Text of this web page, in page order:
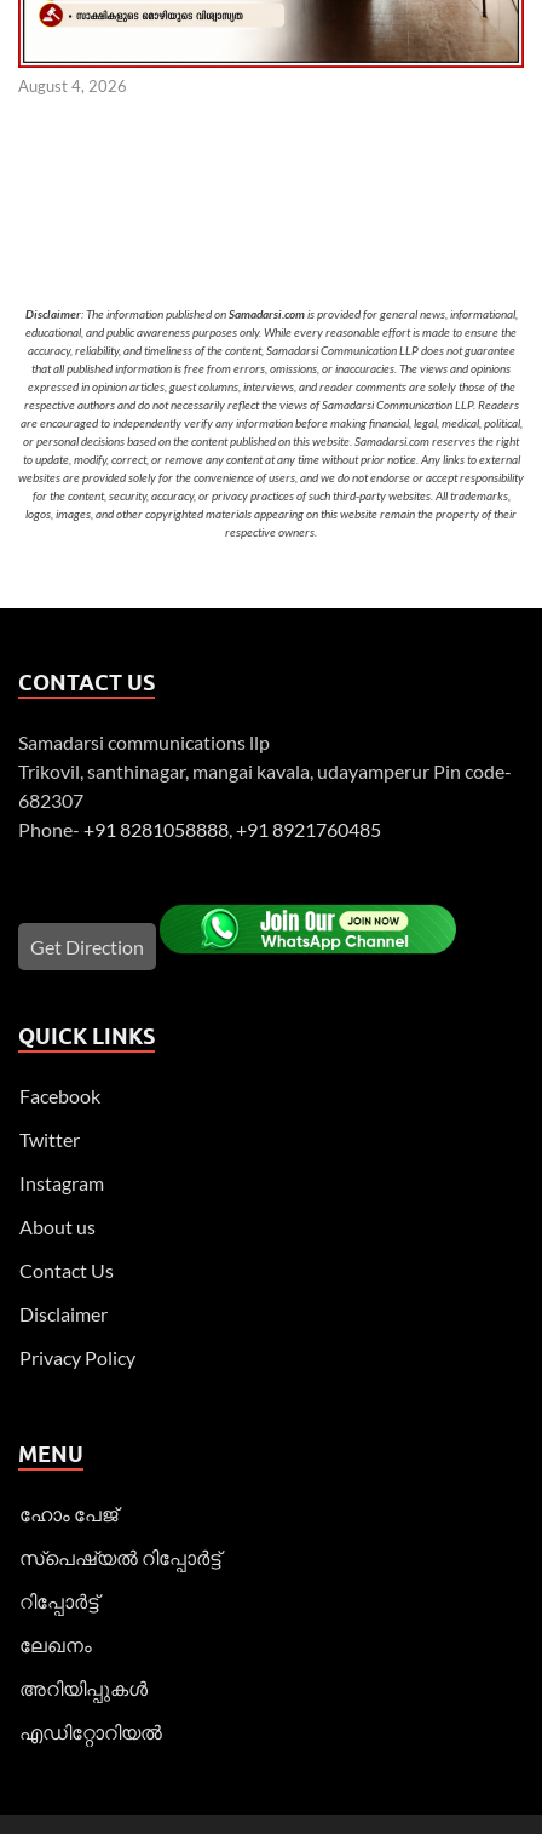
August 4, 2026
Disclaimer: The information published onSamadarsi.comis provided for general news, informational,
educational, and public awareness purposes only. While every reasonable effort is made to ensure the
accuracy, reliability, and timeliness of the content, Samadarsi Communication LLP does not guarantee
that all published information is free from errors, omissions, or inaccuracies. The views and opinions
expressed in opinion articles, guest columns, interviews, and reader comments are solely those of the
respective authors and do not necessarily reflect the views of Samadarsi Communication LLP. Readers
are encouraged to independently verify any information before making financial, legal, medical, political,
or personal decisions based on the content published on this website. Samadarsi.com reserves the right
to update, modify, correct, or remove any content at any time without prior notice. Any links to external
websites are provided solely for the convenience of users, and we do not endorse or accept responsibility
for the content, security, accuracy, or privacy practices of such third-party websites. All trademarks,
logos, images, and other copyrighted materials appearing on this website remain the property of their
respective owners.
CONTACT US
Samadarsi communications llp
Trikovil, santhinagar, mangai kavala, udayamperur Pin code-
682307
Phone- +91 8281058888,+91 8921760485
Get Direction
QUICK LINKS
Facebook
Twitter
Instagram
About us
Contact Us
Disclaimer
Privacy Policy
MENU
ഹോം പേജ്
സ്പെഷ്യൽ റിപ്പോര്‍ട്ട്
റിപ്പോര്‍ട്ട്
ലേഖനം
അറിയിപ്പുകള്‍
എഡിറ്റോറിയല്‍